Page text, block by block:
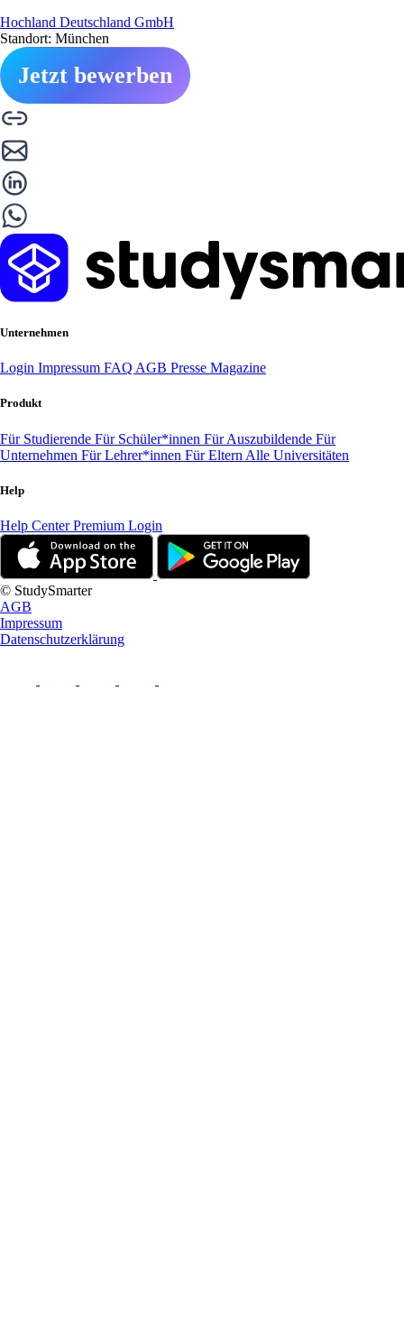
Hochland Deutschland GmbH
Standort: München
Jetzt bewerben
Unternehmen
Login Impressum FAQ AGB Presse Magazine
Produkt
Für Studierende Für Schüler*innen Für Auszubildende Für
Unternehmen Für Lehrer*innen Für Eltern Alle Universitäten
Help
Help CenterPremium Login
© StudySmarter
AGB
Impressum
Datenschutzerklärung